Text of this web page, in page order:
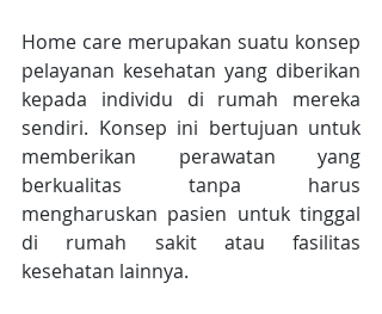
Home care merupakan suatu konsep
pelayanan kesehatan yang diberikan
kepada individu di rumah mereka
sendiri. Konsep ini bertujuan untuk
memberikan perawatan yang
berkualitas tanpa harus
mengharuskan pasien untuk tinggal
di rumah sakit atau fasilitas
kesehatan lainnya.